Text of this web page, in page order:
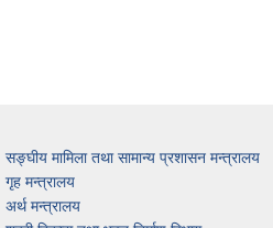
सङ्घीय मामिला तथा सामान्य प्रशासन मन्त्रालय
गृह मन्त्रालय
अर्थ मन्त्रालय